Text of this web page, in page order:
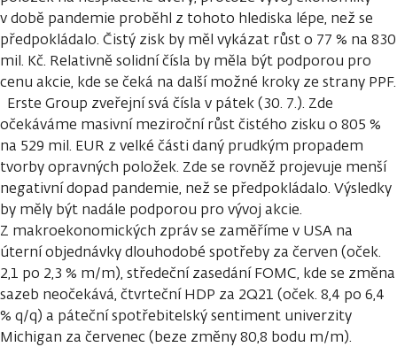
v době pandemie proběhl z tohoto hlediska lépe, než se
předpokládalo. Čistý zisk by měl vykázat růst o 77 % na 830
mil. Kč. Relativně solidní čísla by měla být podporou pro
cenu akcie, kde se čeká na další možné kroky ze strany PPF.
Erste Group zveřejní svá čísla v pátek (30. 7.). Zde
očekáváme masivní meziroční růst čistého zisku o 805 %
na 529 mil. EUR z velké části daný prudkým propadem
tvorby opravných položek. Zde se rovněž projevuje menší
negativní dopad pandemie, než se předpokládalo. Výsledky
by měly být nadále podporou pro vývoj akcie.
Z makroekonomických zpráv se zaměříme v USA na
úterní objednávky dlouhodobé spotřeby za červen (oček.
2,1 po 2,3 % m/m), středeční zasedání FOMC, kde se změna
sazeb neočekává, čtvrteční HDP za 2Q21 (oček. 8,4 po 6,4
% q/q) a páteční spotřebitelský sentiment univerzity
Michigan za červenec (beze změny 80,8 bodu m/m).